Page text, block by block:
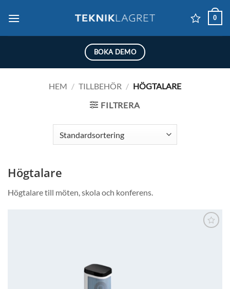
0
BOKA DEMO
HEM / TILLBEHÖR / HÖGTALARE
FILTRERA
Högtalare
Högtalare till möten, skola och konferens.